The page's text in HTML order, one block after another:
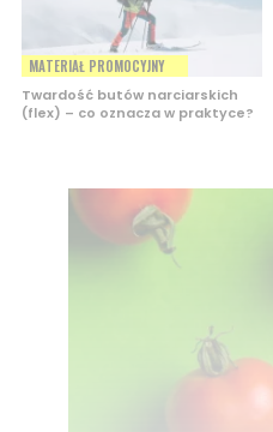
MATERIAŁ PROMOCYJNY
Twardość butów narciarskich
(flex) – co oznacza w praktyce?